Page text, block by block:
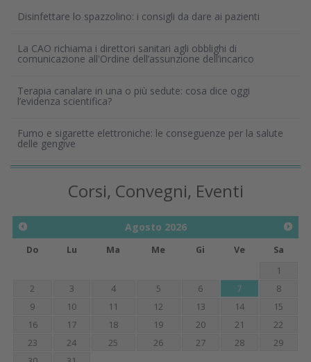
Disinfettare lo spazzolino: i consigli da dare ai pazienti
La CAO richiama i direttori sanitari agli obblighi di
comunicazione all'Ordine dell’assunzione dell’incarico
Terapia canalare in una o più sedute: cosa dice oggi
l’evidenza scientifica?
Fumo e sigarette elettroniche: le conseguenze per la salute
delle gengive
Corsi, Convegni, Eventi
Agosto 2026
Do Lu Ma Me Gi Ve
Sa
1
2
3 4 5 6 7
8
9
10 11 12 13 14
15
16
17 18 19 20 21
22
23
24 25 26 27 28
29